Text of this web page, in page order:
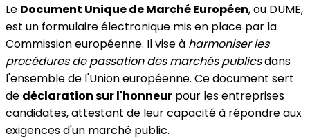
Le Document Unique de Marché Européen, ou DUME,
est un formulaire électronique mis en place par la
Commission européenne. Il vise à harmoniser les
procédures de passation des marchés publicsdans
l'ensemble de l'Union européenne. Ce document sert
de déclaration sur l'honneur pour les entreprises
candidates, attestant de leur capacité à répondre aux
exigences d'un marché public.